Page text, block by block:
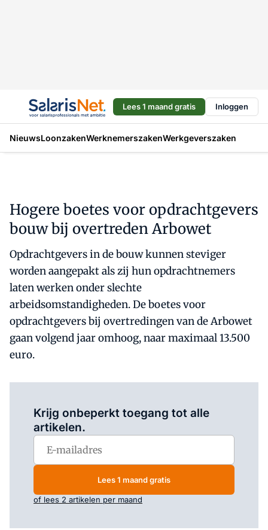
Lees 1 maand gratis Inloggen
NieuwsLoonzakenWerknemerszakenWerkgeverszaken
Hogere boetes voor opdrachtgevers
bouw bij overtreden Arbowet
Opdrachtgevers in de bouw kunnen steviger
worden aangepakt als zij hun opdrachtnemers
laten werken onder slechte
arbeidsomstandigheden. De boetes voor
opdrachtgevers bij overtredingen van de Arbowet
gaan volgend jaar omhoog, naar maximaal 13.500
euro.
Krijg onbeperkt toegang tot alle
artikelen.
Lees 1 maand gratis
of lees 2 artikelen per maand